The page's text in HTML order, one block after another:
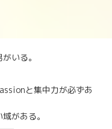
いる。
と集中力が必ずあ
がある。